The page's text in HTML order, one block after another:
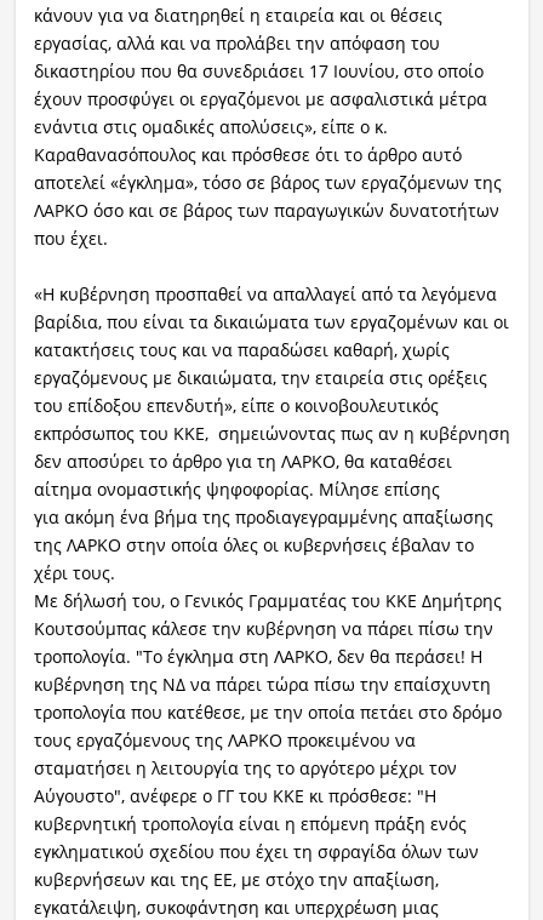
κάνουν για να διατηρηθεί η εταιρεία και οι θέσεις
εργασίας, αλλά και να προλάβει την απόφαση του
δικαστηρίου που θα συνεδριάσει 17 Ιουνίου, στο οποίο
έχουν προσφύγει οι εργαζόμενοι με ασφαλιστικά μέτρα
ενάντια στις ομαδικές απολύσεις», είπε ο κ.
Καραθανασόπουλος και πρόσθεσε ότι το άρθρο αυτό
αποτελεί «έγκλημα», τόσο σε βάρος των εργαζόμενων της
ΛΑΡΚΟ όσο και σε βάρος των παραγωγικών δυνατοτήτων
που έχει.
«Η κυβέρνηση προσπαθεί να απαλλαγεί από τα λεγόμενα
βαρίδια, που είναι τα δικαιώματα των εργαζομένων και οι
κατακτήσεις τους και να παραδώσει καθαρή, χωρίς
εργαζόμενους με δικαιώματα, την εταιρεία στις ορέξεις
του επίδοξου επενδυτή», είπε ο κοινοβουλευτικός
εκπρόσωπος του ΚΚΕ, σημειώνοντας πως αν η κυβέρνηση
δεν αποσύρει το άρθρο για τη ΛΑΡΚΟ, θα καταθέσει
αίτημα ονομαστικής ψηφοφορίας. Μίλησε επίσης
για ακόμη ένα βήμα της προδιαγεγραμμένης απαξίωσης
της ΛΑΡΚΟ στην οποία όλες οι κυβερνήσεις έβαλαν το
χέρι τους.
Με δήλωσή του, ο Γενικός Γραμματέας του ΚΚΕ Δημήτρης
Κουτσούμπας κάλεσε την κυβέρνηση να πάρει πίσω την
τροπολογία. "Το έγκλημα στη ΛΑΡΚΟ, δεν θα περάσει! Η
κυβέρνηση της ΝΔ να πάρει τώρα πίσω την επαίσχυντη
τροπολογία που κατέθεσε, με την οποία πετάει στο δρόμο
τους εργαζόμενους της ΛΑΡΚΟ προκειμένου να
σταματήσει η λειτουργία της το αργότερο μέχρι τον
Αύγουστο", ανέφερε ο ΓΓ του ΚΚΕ κι πρόσθεσε: "Η
κυβερνητική τροπολογία είναι η επόμενη πράξη ενός
εγκληματικού σχεδίου που έχει τη σφραγίδα όλων των
κυβερνήσεων και της ΕΕ, με στόχο την απαξίωση,
εγκατάλειψη, συκοφάντηση και υπερχρέωση μιας